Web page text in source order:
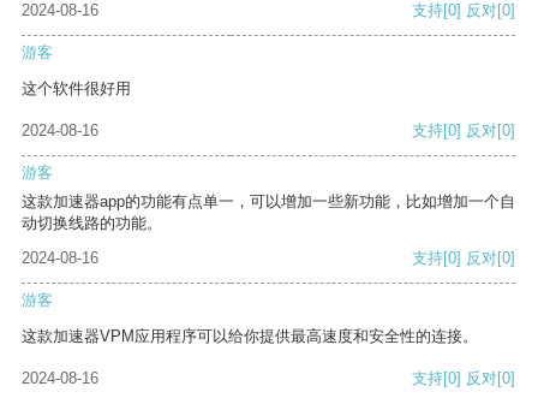
2024-08-16
支持[0] 反对[0]
游客
这个软件很好用
2024-08-16 支持[0] 反对[0]
游客
这款加速器app的功能有点单一，可以增加一些新功能，比如增加一个自
动切换线路的功能。
2024-08-16
支持[0] 反对[0]
游客
这款加速器VPM应用程序可以给你提供最高速度和安全性的连接。
2024-08-16 支持[0] 反对[0]